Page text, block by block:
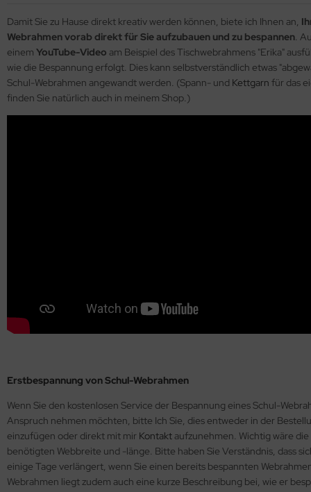
Damit Sie zu Hause direkt kreativ werden können, biete ich Ihnen an,
Webrahmen vorab direkt für Sie aufzubauen und zu bespannen.
einem YouTube-Video am Beispiel des Tischwebrahmens "Erika"
wie die Bespannung erfolgt. Dies kann selbstverständlich etwas
Schul-Webrahmen angewandt werden. (Spann- und Kettgarn für das
finden Sie natürlich auch in meinem Shop.)
Erstbespannung von Schul-Webrahmen
Wenn Sie den kostenlosen Service der Bespannung eines Schul-
Anspruch nehmen möchten, bitte Ich Sie, dies entweder in der
einzufügen oder direkt mit mir Kontakt aufzunehmen. Wichtig wäre
benötigten Webbreite und -länge. Bitte haben Sie Verständnis, dass
einige Tage verlängert, wenn Sie einen bereits bespannten
Webrahmen liegt zudem auch eine kurze Beschreibung bei, wie er